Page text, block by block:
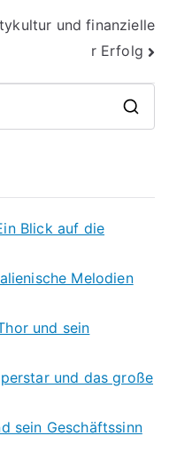
und finanzielle
r Erfolg
Blick auf die
Melodien
und sein
und das große
sein Geschäftssinn